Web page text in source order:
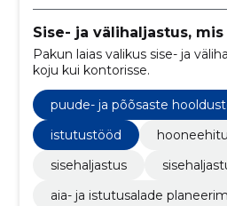
Sise- ja välihaljastus,
Pakun laias valikus sise- ja
koju kui kontorisse.
puude- ja põõsaste
istutustööd
sisehaljastus
aia- ja istutusalade